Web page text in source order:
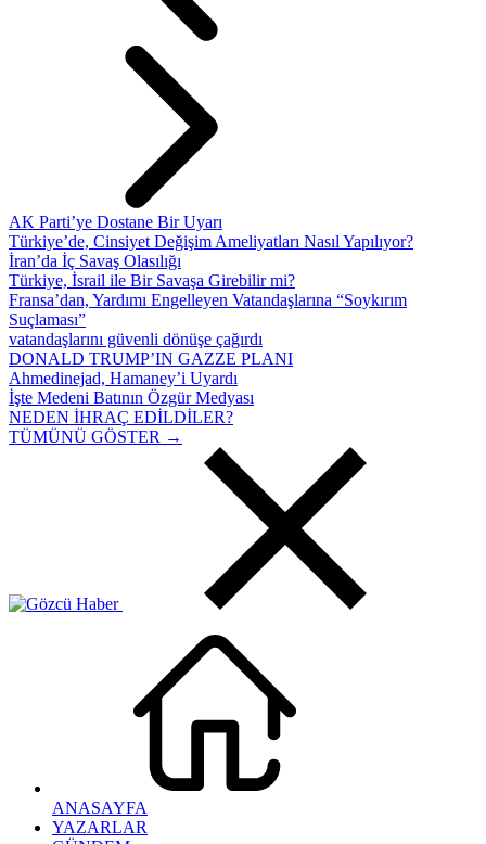
AK Parti’ye Dostane Bir Uyarı
Türkiye’de, Cinsiyet Değişim Ameliyatları Nasıl Yapılıyor?
İran’da İç Savaş Olasılığı
Türkiye, İsrail ile Bir Savaşa Girebilir mi?
Fransa’dan, Yardımı Engelleyen Vatandaşlarına “Soykırım
Suçlaması”
vatandaşlarını güvenli dönüşe çağırdı
DONALD TRUMP’IN GAZZE PLANI
Ahmedinejad, Hamaney’i Uyardı
İşte Medeni Batının Özgür Medyası
NEDEN İHRAÇ EDİLDİLER?
TÜMÜNÜ GÖSTER →
ANASAYFA
YAZARLAR